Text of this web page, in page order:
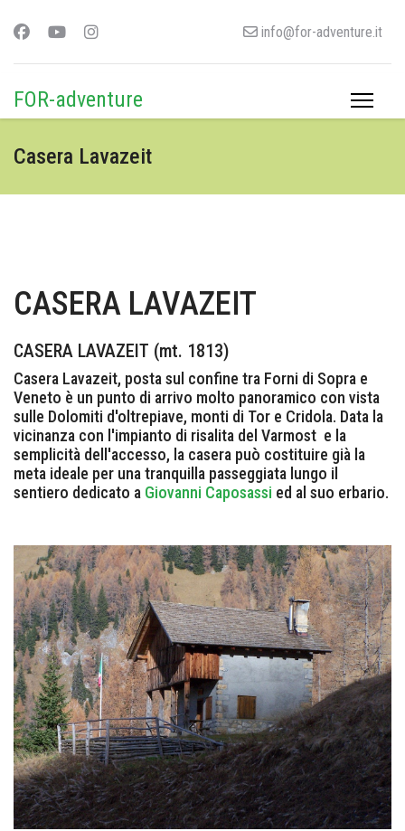
info@for-adventure.it
FOR-adventure
Casera Lavazeit
CASERA LAVAZEIT
CASERA LAVAZEIT (mt. 1813)
Casera Lavazeit, posta sul confine tra Forni di Sopra e
Veneto è un punto di arrivo molto panoramico con vista
sulle Dolomiti d'oltrepiave, monti di Tor e Cridola. Data la
vicinanza con l'impianto di risalita del Varmost e la
semplicità dell'accesso, la casera può costituire già la
meta ideale per una tranquilla passeggiata lungo il
sentiero dedicato a Giovanni Caposassi ed al suo erbario.